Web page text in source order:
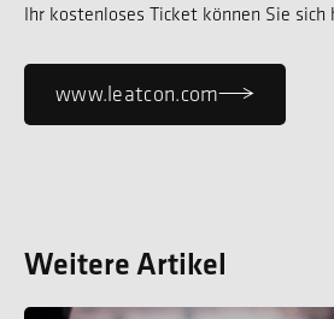
Ihr kostenloses Ticket können Sie sich
www.leatcon.com
Weitere Artikel